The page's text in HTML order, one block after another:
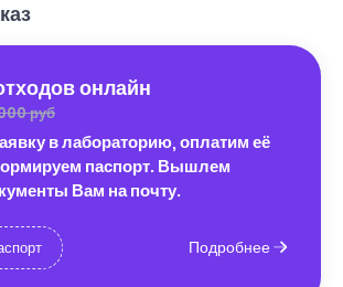
онлайн
руб
в лабораторию, оплатим её
паспорт. Вышлем
Вам на почту.
Подробнее